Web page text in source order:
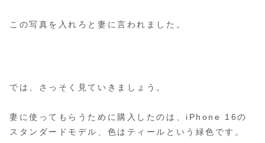
この写真を入れろと妻に言われました。
では、さっそく見ていきましょう。
妻に使ってもらうために購入したのは、iPhone 16の
スタンダードモデル、色はティールという緑色です。